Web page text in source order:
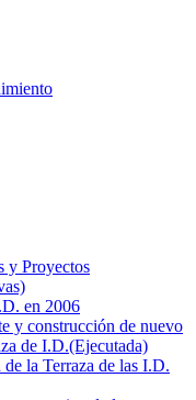
y Proyectos
en 2006
y construcción de nuevo
de I.D.(Ejecutada)
la Terraza de las I.D.